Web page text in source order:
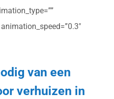
van een
verhuizen in